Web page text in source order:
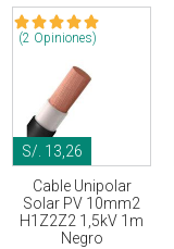
(2 Opiniones)
S/. 13,26
Cable Unipolar
Solar PV 10mm2
H1Z2Z2 1,5kV 1m
Negro